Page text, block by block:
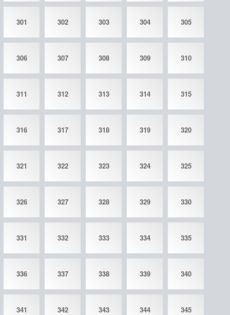
301 302 303 304 305
306 307 308 309 310
311 312 313 314 315
316 317 318 319 320
321 322 323 324 325
326 327 328 329 330
331 332 333 334 335
336 337 338 339 340
341 342 343 344 345